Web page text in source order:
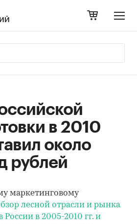
в 2010
около
рублей
маркетинговому
лесной отрасли и рынка
России в 2005-2010 гг. и